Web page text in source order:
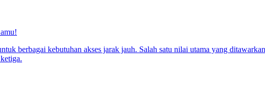
berbagai kebutuhan akses jarak jauh. Salah satu nilai utama yang